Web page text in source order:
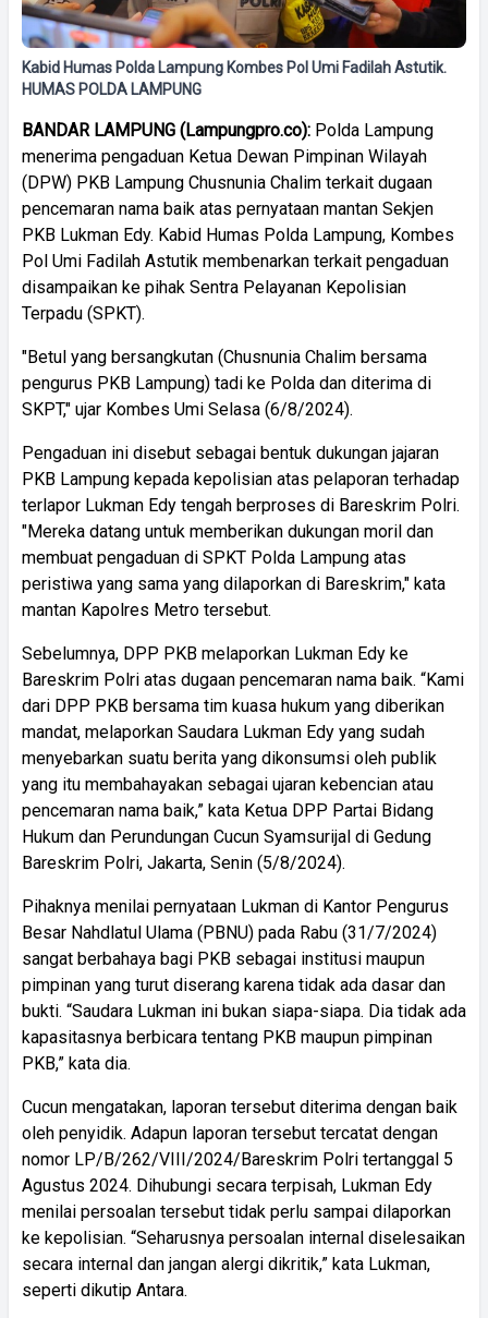
Kabid Humas Polda Lampung Kombes Pol Umi Fadilah Astutik.
HUMAS POLDA LAMPUNG
BANDAR LAMPUNG (Lampungpro.co): Polda Lampung
menerima pengaduan Ketua Dewan Pimpinan Wilayah
(DPW) PKB Lampung Chusnunia Chalim terkait dugaan
pencemaran nama baik atas pernyataan mantan Sekjen
PKB Lukman Edy. Kabid Humas Polda Lampung, Kombes
Pol Umi Fadilah Astutik membenarkan terkait pengaduan
disampaikan ke pihak Sentra Pelayanan Kepolisian
Terpadu (SPKT).
"Betul yang bersangkutan (Chusnunia Chalim bersama
pengurus PKB Lampung) tadi ke Polda dan diterima di
SKPT," ujar Kombes Umi Selasa (6/8/2024).
Pengaduan ini disebut sebagai bentuk dukungan jajaran
PKB Lampung kepada kepolisian atas pelaporan terhadap
terlapor Lukman Edy tengah berproses di Bareskrim Polri.
"Mereka datang untuk memberikan dukungan moril dan
membuat pengaduan di SPKT Polda Lampung atas
peristiwa yang sama yang dilaporkan di Bareskrim," kata
mantan Kapolres Metro tersebut.
Sebelumnya, DPP PKB melaporkan Lukman Edy ke
Bareskrim Polri atas dugaan pencemaran nama baik. “Kami
dari DPP PKB bersama tim kuasa hukum yang diberikan
mandat, melaporkan Saudara Lukman Edy yang sudah
menyebarkan suatu berita yang dikonsumsi oleh publik
yang itu membahayakan sebagai ujaran kebencian atau
pencemaran nama baik,” kata Ketua DPP Partai Bidang
Hukum dan Perundungan Cucun Syamsurijal di Gedung
Bareskrim Polri, Jakarta, Senin (5/8/2024).
Pihaknya menilai pernyataan Lukman di Kantor Pengurus
Besar Nahdlatul Ulama (PBNU) pada Rabu (31/7/2024)
sangat berbahaya bagi PKB sebagai institusi maupun
pimpinan yang turut diserang karena tidak ada dasar dan
bukti. “Saudara Lukman ini bukan siapa-siapa. Dia tidak ada
kapasitasnya berbicara tentang PKB maupun pimpinan
PKB,” kata dia.
Cucun mengatakan, laporan tersebut diterima dengan baik
oleh penyidik. Adapun laporan tersebut tercatat dengan
nomor LP/B/262/VIII/2024/Bareskrim Polri tertanggal 5
Agustus 2024. Dihubungi secara terpisah, Lukman Edy
menilai persoalan tersebut tidak perlu sampai dilaporkan
ke kepolisian. “Seharusnya persoalan internal diselesaikan
secara internal dan jangan alergi dikritik,” kata Lukman,
seperti dikutip Antara.